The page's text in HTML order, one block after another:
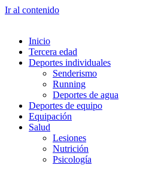
Ir al contenido
Inicio
Tercera edad
Deportes individuales
Senderismo
Running
Deportes de agua
Deportes de equipo
Equipación
Salud
Lesiones
Nutrición
Psicología